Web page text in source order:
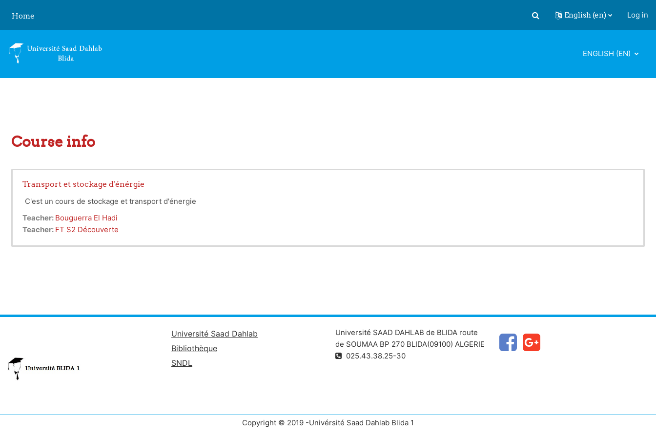
Home
Toggle search input
English ‎(en)‎ Log in
ENGLISH ‎(EN)‎
Course info
Transport et stockage d'énérgie
C'est un cours de stockage et transport d'énergie
Teacher: Bouguerra El Hadi
Teacher: FT S2 Découverte
Université Saad Dahlab
Bibliothèque
SNDL
Université SAAD DAHLAB de BLIDA route
de SOUMAA BP 270 BLIDA(09100) ALGERIE
025.43.38.25-30
Copyright © 2019 -Univérsité Saad Dahlab Blida 1